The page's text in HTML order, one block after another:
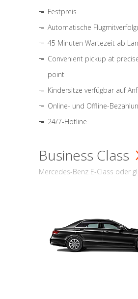
Festpreis
Automatische
45 Minuten Wartezeit ab
Convenient pickup at
point
Kindersitze verfügbar auf
Online- und Offline-
24/7-Hotline
Business Class
Mercedes-Benz E-Class oder